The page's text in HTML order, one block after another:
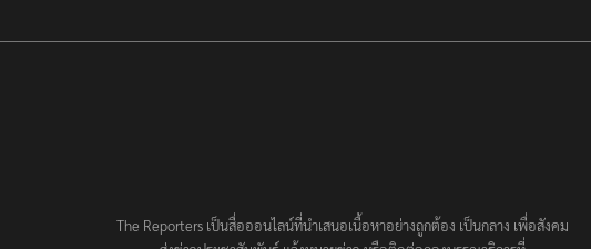
The Reporters เป็นสื่อออนไลน์ที่นำเสนอเนื้อหาอย่างถูกต้อง เป็นกลาง เพื่อสังคม